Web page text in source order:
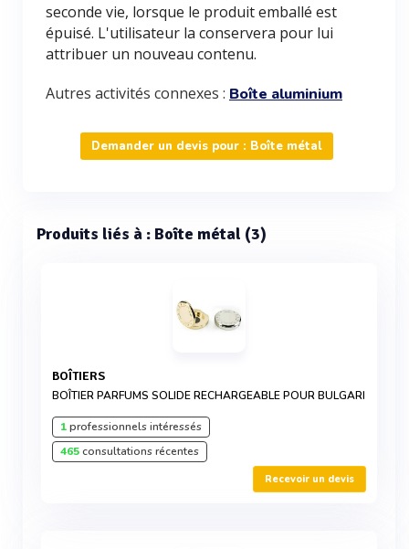
seconde vie, lorsque le produit emballé est
épuisé. L'utilisateur la conservera pour lui
attribuer un nouveau contenu.
Autres activités connexes : Boîte aluminium
Demander un devis pour : Boîte métal
Produits liés à : Boîte métal (3)
BOÎTIERS
BOÎTIER PARFUMS SOLIDE RECHARGEABLE POUR BULGARI
1professionnels intéressés
465consultations récentes
Recevoir un devis